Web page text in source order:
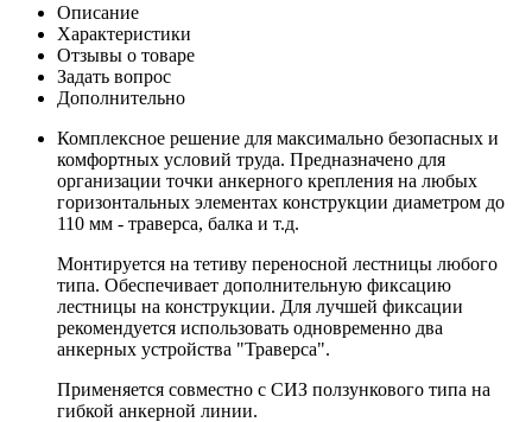
Описание
Характеристики
Отзывы о товаре
Задать вопрос
Дополнительно
Комплексное решение для максимально безопасных и
комфортных условий труда. Предназначено для
организации точки анкерного крепления на любых
горизонтальных элементах конструкции диаметром до
110 мм - траверса, балка и т.д.
Монтируется на тетиву переносной лестницы любого
типа. Обеспечивает дополнительную фиксацию
лестницы на конструкции. Для лучшей фиксации
рекомендуется использовать одновременно два
анкерных устройства "Траверса".
Применяется совместно с СИЗ ползункового типа на
гибкой анкерной линии.